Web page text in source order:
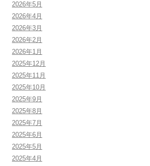
2026年5月
2026年4月
2026年3月
2026年2月
2026年1月
2025年12月
2025年11月
2025年10月
2025年9月
2025年8月
2025年7月
2025年6月
2025年5月
2025年4月